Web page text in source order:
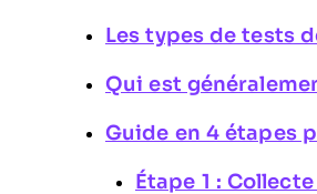
Les types de tests
Qui est
Guide en 4 étapes
Étape 1 :